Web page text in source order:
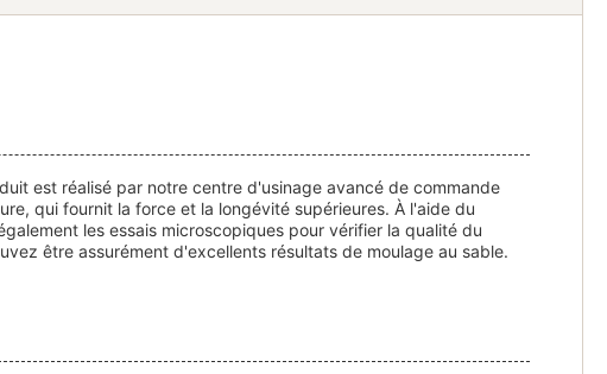
est réalisé par notre centre d'usinage avancé de commande
qui fournit la force et la longévité supérieures. À l'aide du
les essais microscopiques pour vérifier la qualité du
être assurément d'excellents résultats de moulage au sable.